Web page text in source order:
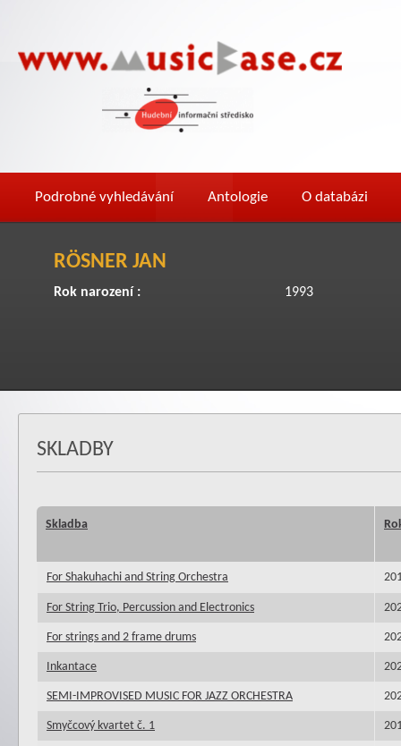
Podrobné vyhledávání Antologie O databázi
RÖSNER JAN
Rok narození : 1993
SKLADBY
Skladba
For Shakuhachi and String Orchestra
For String Trio, Percussion and Electronics
For strings and 2 frame drums
Inkantace
SEMI-IMPROVISED MUSIC FOR JAZZ ORCHESTRA
Smyčcový kvartet č. 1